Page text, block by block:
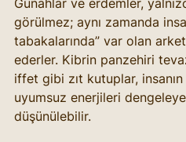
Günahlar ve erdemler,
görülmez; aynı zamanda
tabakalarında” var olan
ederler. Kibrin panzehiri
iffet gibi zıt kutuplar,
uyumsuz enerjileri
düşünülebilir.